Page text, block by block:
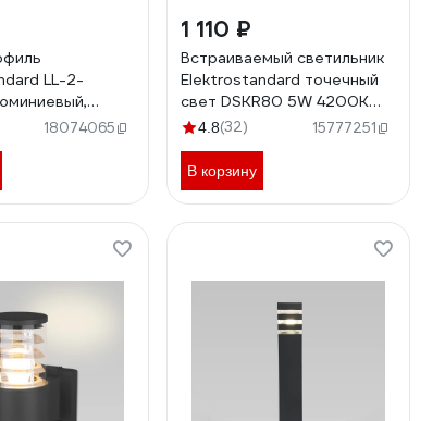
LL-2-
для LED ленты
18074065
1 110 ₽
Встраиваемый светильник
Elektrostandard точечный
свет DSKR80 5W 4200K
a030555
4.8(32) 15777251
В корзину